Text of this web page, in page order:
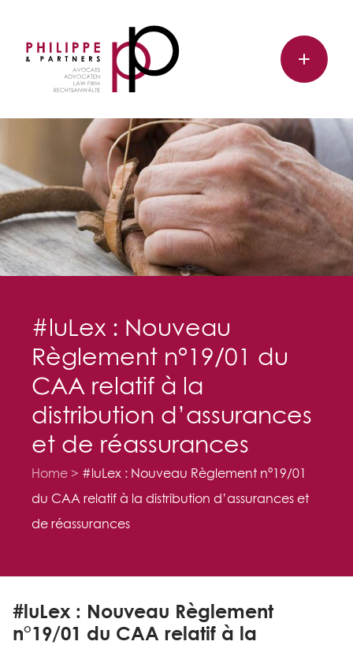
#luLex : Nouveau
Règlement n°19/01 du
CAA relatif à la
distribution d’assurances
et de réassurances
Home
#luLex : Nouveau Règlement n°19/01
du CAA relatif à la distribution d’assurances et
de réassurances
#luLex : Nouveau Règlement
n°19/01 du CAA relatif à la